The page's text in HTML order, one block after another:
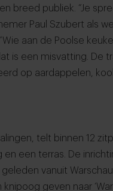
breed publiek. “Je
Paul Szubert als
aan de Poolse
is een misvatting. De
op aardappelen,
telt binnen 12
een terras. De
vanuit
geven naar